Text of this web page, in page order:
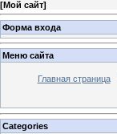
[Мой сайт]
Форма входа
Меню сайта
Главная страница
Categories